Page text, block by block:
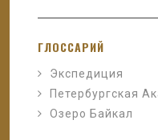
ГЛОССАРИЙ
Экспедиция
Петербургская
Озеро Байкал